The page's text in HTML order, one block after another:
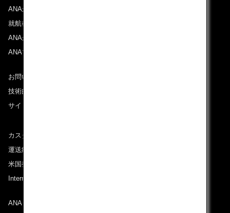
ANAからのお知らせ
就航都市
ANAがお約束する体験
ANAマイレージクラブ
お問い合わせ
技術的なお問い合わせ（推奨環境）
サイトマップ
カスタマーサービスプラン / コンテンジェンシープラン
運送約款
米国発着便に適用となる料金に関するご案内
International Tariff (applicable for travel to and from US)
ANAグループについて